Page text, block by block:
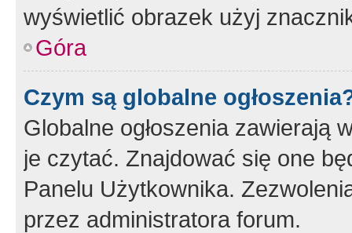
wyświetlić obrazek użyj
Góra
Czym są globalne
Globalne ogłoszenia zawierają
je czytać. Znajdować się one
Panelu Użytkownika.
przez administratora forum.